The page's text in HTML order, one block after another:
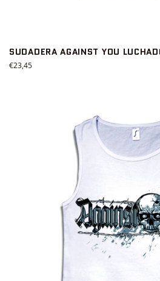
SUDADERA AGAINST YOU
Precio
€23,45